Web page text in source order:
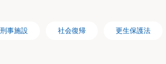
刑事施設 社会復帰 更生保護法